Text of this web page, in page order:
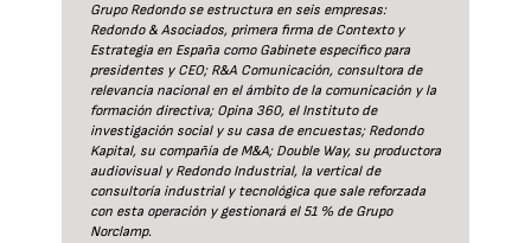
Grupo Redondo se estructura en seis empresas:
Redondo & Asociados, primera firma de Contexto y
Estrategia en España como Gabinete específico para
presidentes y CEO; R&A Comunicación, consultora de
relevancia nacional en el ámbito de la comunicación y la
formación directiva; Opina 360, el Instituto de
investigación social y su casa de encuestas; Redondo
Kapital, su compañía de M&A; Double Way, su productora
audiovisual y Redondo Industrial, la vertical de
consultoría industrial y tecnológica que sale reforzada
con esta operación y gestionará el 51 % de Grupo
Norclamp.